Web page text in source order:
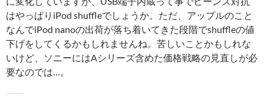
はやっぱりiPod shuffleでしょうか。ただ、アップルのこと
なんでiPod nanoの出荷が落ち着いてきた段階でshuffleの値
下げをしてくるかもしれませんね。苦しいことかもしれな
いけど、ソニーにはAシリーズ含めた価格戦略の見直しが必
要なのでは…。